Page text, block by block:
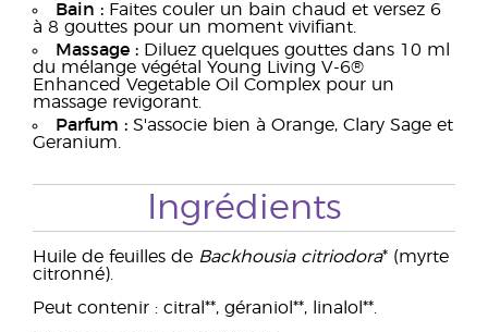
Bain : Faites couler un bain chaud et versez 6
à 8 gouttes pour un moment vivifiant.
Massage : Diluez quelques gouttes dans 10 ml
du mélange végétal Young Living V-6®
Enhanced Vegetable Oil Complex pour un
massage revigorant.
Parfum : S'associe bien à Orange, Clary Sage et
Geranium.
Ingrédients
Huile de feuilles de Backhousia citriodora* (myrte
citronné).
Peut contenir : citral**, géraniol**, linalol**.